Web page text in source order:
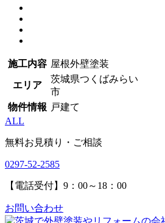
施工内容 屋根外壁塗装
エリア
茨城県つくばみらい
市
物件情報 戸建て
ALL
無料お見積り・ご相談
0297-52-2585
【電話受付】9：00～18：00
お問い合わせ